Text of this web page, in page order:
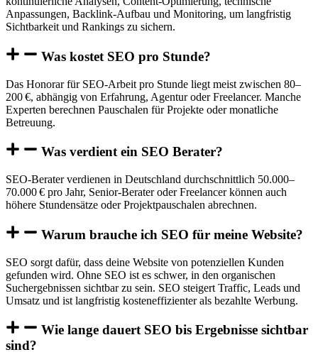
Anpassungen, Backlink-Aufbau und Monitoring, um langfristig
Sichtbarkeit und Rankings zu sichern.
Was kostet SEO pro Stunde?
Das Honorar für SEO-Arbeit pro Stunde liegt meist zwischen 80–
200 €, abhängig von Erfahrung, Agentur oder Freelancer. Manche
Experten berechnen Pauschalen für Projekte oder monatliche
Betreuung.
Was verdient ein SEO Berater?
SEO-Berater verdienen in Deutschland durchschnittlich 50.000–
70.000 € pro Jahr, Senior-Berater oder Freelancer können auch
höhere Stundensätze oder Projektpauschalen abrechnen.
Warum brauche ich SEO für meine Website?
SEO sorgt dafür, dass deine Website von potenziellen Kunden
gefunden wird. Ohne SEO ist es schwer, in den organischen
Suchergebnissen sichtbar zu sein. SEO steigert Traffic, Leads und
Umsatz und ist langfristig kosteneffizienter als bezahlte Werbung.
Wie lange dauert SEO bis Ergebnisse sichtbar
sind?